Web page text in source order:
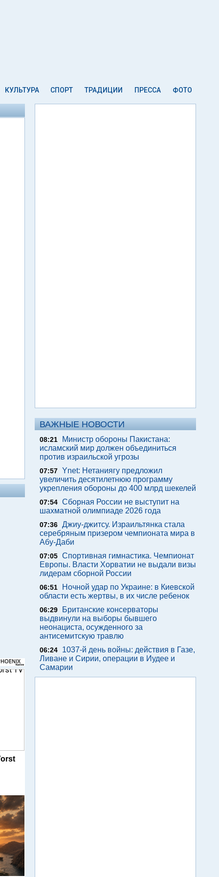
КУЛЬТУРА СПОРТ ТРАДИЦИИ ПРЕССА ФОТО
ВАЖНЫЕ НОВОСТИ
08:21
Министр обороны Пакистана:
исламский мир должен объединиться
против израильской угрозы
07:57 Ynet: Нетаниягу предложил
увеличить десятилетнюю программу
укрепления обороны до 400 млрд шекелей
07:54 Сборная России не выступит на
шахматной олимпиаде 2026 года
07:36 Джиу-джитсу. Израильтянка стала
серебряным призером чемпионата мира в
Абу-Даби
07:05 Спортивная гимнастика. Чемпионат
Европы. Власти Хорватии не выдали визы
лидерам сборной России
06:51
Ночной удар по Украине: в Киевской
области есть жертвы, в их числе ребенок
06:29
Британские консерваторы
выдвинули на выборы бывшего
неонациста, осужденного за
антисемитскую травлю
06:24
1037-й день войны: действия в Газе,
Ливане и Сирии, операции в Иудее и
Самарии